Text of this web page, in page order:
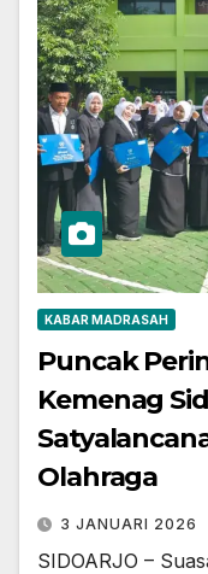
KABAR MADRASAH
Puncak
Kemenag
Olahraga
3 JANUARI 2026
​SIDOARJO –